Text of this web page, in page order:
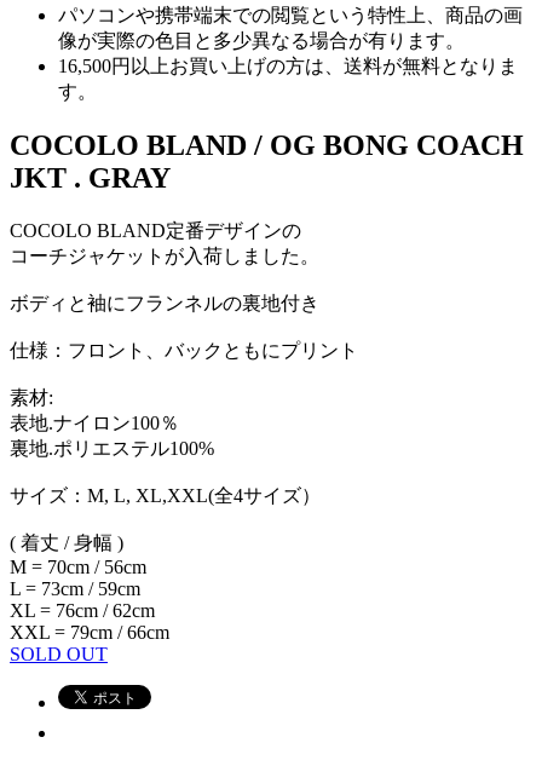
パソコンや携帯端末での閲覧という特性上、商品の画
像が実際の色目と多少異なる場合が有ります。
16,500円以上お買い上げの方は、 送料が無料となりま
す。
COCOLO BLAND / OG BONG COACH
JKT . GRAY
COCOLO BLAND定番デザインの
コーチジャケットが入荷しました。
ボディと袖にフランネルの裏地付き
仕様：フロント、バックともにプリント
素材:
表地.ナイロン100％
裏地.ポリエステル100%
サイズ：M, L, XL,XXL(全4サイズ）
( 着丈 / 身幅 )
M = 70cm / 56cm
L = 73cm / 59cm
XL = 76cm / 62cm
XXL = 79cm / 66cm
SOLD OUT